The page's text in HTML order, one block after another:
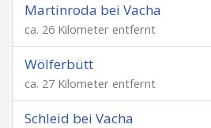
Martinroda bei Vacha
ca. 26 Kilometer entfernt
Wölferbütt
ca. 27 Kilometer entfernt
Schleid bei Vacha